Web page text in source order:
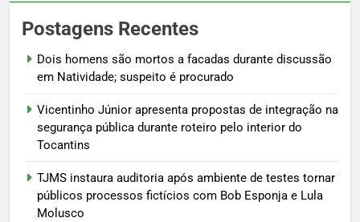
Postagens Recentes
Dois homens são mortos a facadas durante discussão
em Natividade; suspeito é procurado
Vicentinho Júnior apresenta propostas de integração na
segurança pública durante roteiro pelo interior do
Tocantins
TJMS instaura auditoria após ambiente de testes tornar
públicos processos fictícios com Bob Esponja e Lula
Molusco